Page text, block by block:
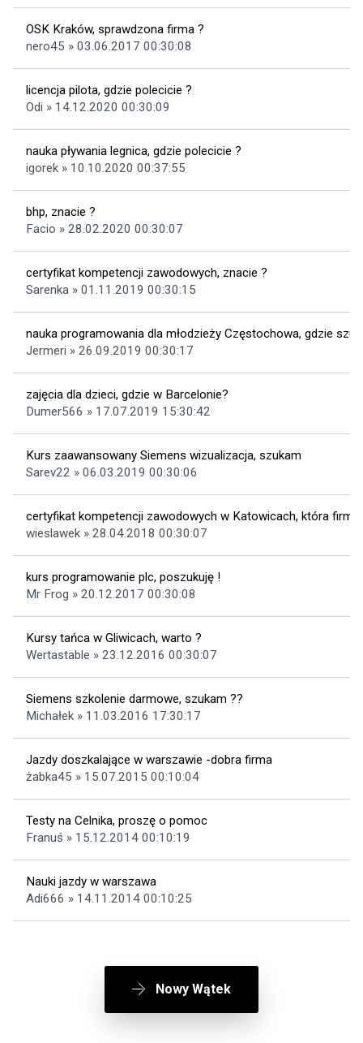
OSK Kraków, sprawdzona firma ?
nero45 » 03.06.2017 00:30:08
licencja pilota, gdzie polecicie ?
Odi » 14.12.2020 00:30:09
nauka pływania legnica, gdzie polecicie ?
igorek » 10.10.2020 00:37:55
bhp, znacie ?
Facio » 28.02.2020 00:30:07
certyfikat kompetencji zawodowych, znacie ?
Sarenka » 01.11.2019 00:30:15
nauka programowania dla młodzieży Częstochowa, gdzie
Jermeri » 26.09.2019 00:30:17
zajęcia dla dzieci, gdzie w Barcelonie?
Dumer566 » 17.07.2019 15:30:42
Kurs zaawansowany Siemens wizualizacja, szukam
Sarev22 » 06.03.2019 00:30:06
certyfikat kompetencji zawodowych w Katowicach, która firma
wieslawek » 28.04.2018 00:30:07
kurs programowanie plc, poszukuję !
Mr Frog » 20.12.2017 00:30:08
Kursy tańca w Gliwicach, warto ?
Wertastable » 23.12.2016 00:30:07
Siemens szkolenie darmowe, szukam ??
Michałek » 11.03.2016 17:30:17
Jazdy doszkalające w warszawie -dobra firma
żabka45 » 15.07.2015 00:10:04
Testy na Celnika, proszę o pomoc
Franuś » 15.12.2014 00:10:19
Nauki jazdy w warszawa
Adi666 » 14.11.2014 00:10:25
Nowy Wątek